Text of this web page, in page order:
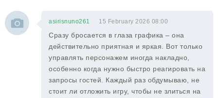
asirisnuno261 15 February 2026 08:00
Сразу бросается в глаза графика – она
действительно приятная и яркая. Вот только
управлять персонажем иногда накладно,
особенно когда нужно быстро реагировать на
запросы гостей. Каждый раз обдумываю, не
стоит ли отложить игру, чтобы не злиться на